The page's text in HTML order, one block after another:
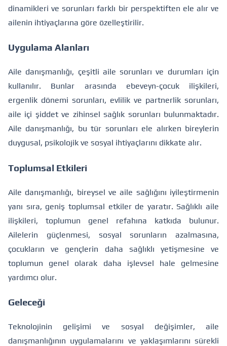
dinamikleri ve sorunları farklı bir perspektiften ele alır ve
ailenin ihtiyaçlarına göre özelleştirilir.
Uygulama Alanları
Aile danışmanlığı, çeşitli aile sorunları ve durumları için
kullanılır. Bunlar arasında ebeveyn-çocuk ilişkileri,
ergenlik dönemi sorunları, evlilik ve partnerlik sorunları,
aile içi şiddet ve zihinsel sağlık sorunları bulunmaktadır.
Aile danışmanlığı, bu tür sorunları ele alırken bireylerin
duygusal, psikolojik ve sosyal ihtiyaçlarını dikkate alır.
Toplumsal Etkileri
Aile danışmanlığı, bireysel ve aile sağlığını iyileştirmenin
yanı sıra, geniş toplumsal etkiler de yaratır. Sağlıklı aile
ilişkileri, toplumun genel refahına katkıda bulunur.
Ailelerin güçlenmesi, sosyal sorunların azalmasına,
çocukların ve gençlerin daha sağlıklı yetişmesine ve
toplumun genel olarak daha işlevsel hale gelmesine
yardımcı olur.
Geleceği
Teknolojinin gelişimi ve sosyal değişimler, aile
danışmanlığının uygulamalarını ve yaklaşımlarını sürekli